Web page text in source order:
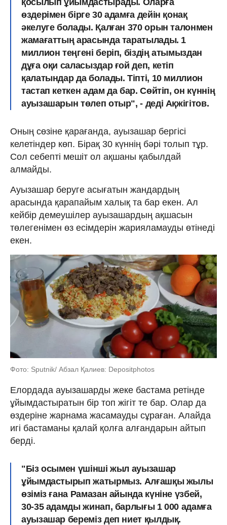
өздерімен бірге 30 адамға дейін қонақ
әкелуге болады. Қалған 370 орын талонмен
жамағаттың арасында таратылады. 1
миллион теңгені беріп, біздің атымыздан
дұға оқи саласыздар ғой деп, кетіп
қалатындар да болады. Тіпті, 10 миллион
тастап кеткен адам да бар. Сөйтіп, он күннің
ауызашарын төлеп отыр", - деді Ақжігітов.
Оның сөзіне қарағанда, ауызашар бергісі
келетіндер көп. Бірақ 30 күннің бәрі толып тұр.
Сол себепті мешіт ол ақшаны қабылдай
алмайды.
Ауызашар беруге асығатын жандардың
арасында қарапайым халық та бар екен. Ал
кейбір демеушілер ауызашардың ақшасын
төлегенімен өз есімдерін жарияламауды өтінеді
екен.
Фото: Sputnik/ Абзал Қалиев: Depositphotos
Елордада ауызашарды жеке бастама ретінде
ұйымдастыратын бір топ жігіт те бар. Олар да
өздеріне жарнама жасамауды сұраған. Алайда
игі бастаманы қалай қолға алғандарын айтып
берді.
"Біз осымен үшінші жыл ауызашар
ұйымдастырып жатырмыз. Алғашқы жылы
өзіміз ғана Рамазан айында күніне үзбей,
30-35 адамды жинап, барлығы 1 000 адамға
ауызашар береміз деп ниет қылдық.